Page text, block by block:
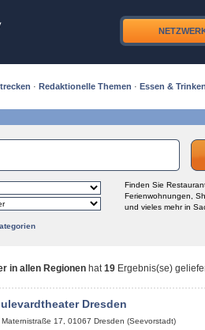
· Redaktionelle Themen · Essen &
Finden Sie
Ferienwohnungen,
und vieles mehr in
in allen Regionen hat19 Ergebnis(se)
Dresden
Maternistraße 17 01067 Dresden (Seevorstadt)